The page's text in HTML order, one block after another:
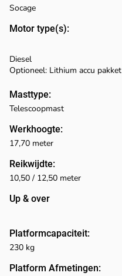
Masttype:
Werkhoogte:
Reikwijdte:
Up & over
Motor type(s):
Platformcapaciteit:
Platform Afmetingen:
Socage
Telescoopmast
17,70 meter
10,50 / 12,50 meter
Diesel
Optioneel: Lithium accu
230 kg